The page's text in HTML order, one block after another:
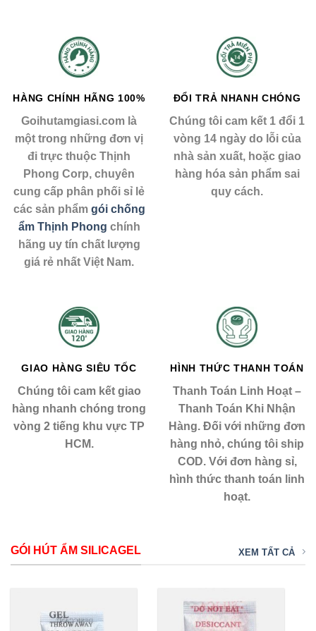
HÀNG CHÍNH HÃNG 100%
Goihutamgiasi.com là
một trong những đơn vị
đi trực thuộc Thịnh
Phong Corp, chuyên
cung cấp phân phối sỉ lẻ
các sản phẩm gói chống
ẩm Thịnh Phong chính
hãng uy tín chất lượng
giá rẻ nhất Việt Nam.
ĐỔI TRẢ NHANH CHÓNG
Chúng tôi cam kết 1 đổi 1
vòng 14 ngày do lỗi của
nhà sản xuất, hoặc giao
hàng hóa sản phẩm sai
quy cách.
GIAO HÀNG SIÊU TỐC
Chúng tôi cam kết giao
hàng nhanh chóng trong
vòng 2 tiếng khu vực TP
HCM.
HÌNH THỨC THANH TOÁN
Thanh Toán Linh Hoạt –
Thanh Toán Khi Nhận
Hàng. Đối với những đơn
hàng nhỏ, chúng tôi ship
COD. Với đơn hàng sỉ,
hình thức thanh toán linh
hoạt.
GÓI HÚT ẨM SILICAGEL XEM TẤT CẢ